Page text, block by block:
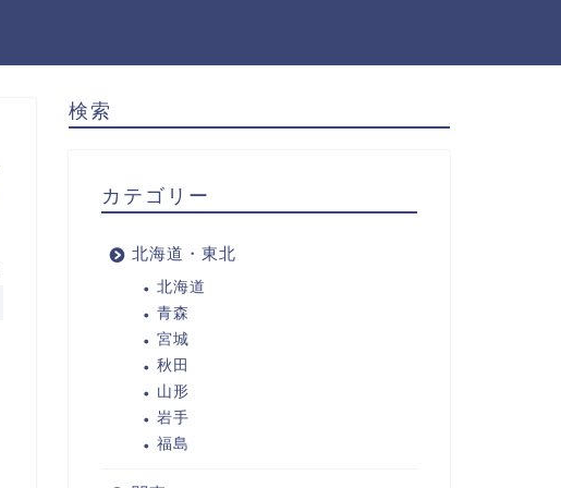
検索
カテゴリー
北海道・東北
北海道
青森
宮城
秋田
山形
岩手
福島